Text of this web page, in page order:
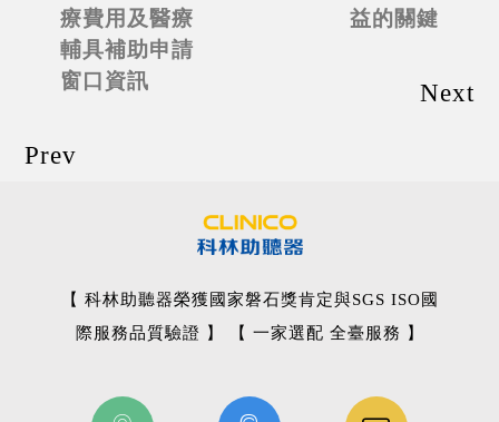
療費用及醫療
輔具補助申請
窗口資訊
Prev
益的關鍵
Next
【 科林助聽器榮獲國家磐石獎肯定與SGS ISO國
際服務品質驗證 】 【 一家選配 全臺服務 】